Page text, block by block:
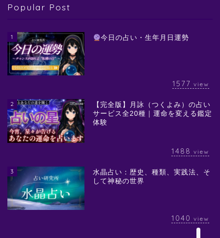
Popular Post
1 今日の占い・生年月日運勢
1577 view
2
【完全版】月詠（つくよみ）の占い
サービス全20種｜運命を変える鑑定
体験
1488 view
3
水晶占い：歴史、種類、実践法、そ
して神秘の世界
1040 view